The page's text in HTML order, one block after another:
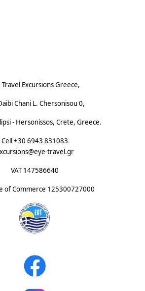
Travel Excursions Greece,
Chani L. Chersonisou 0,
- Hersonissos, Crete, Greece.
Cell +30 6943 831083
travel.gr
VAT 147586640
of Commerce 125300727000